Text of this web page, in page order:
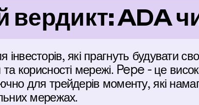
вердикт: ADA
які прагнуть будувати
та корисності мережі. Pepe - це
для трейдерів моменту, які
мережах.